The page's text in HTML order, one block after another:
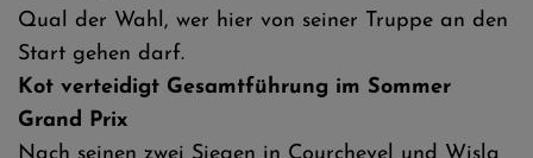
Qual der Wahl, wer hier von seiner Truppe an den
Start gehen darf.
Kot verteidigt Gesamtführung im Sommer
Grand Prix